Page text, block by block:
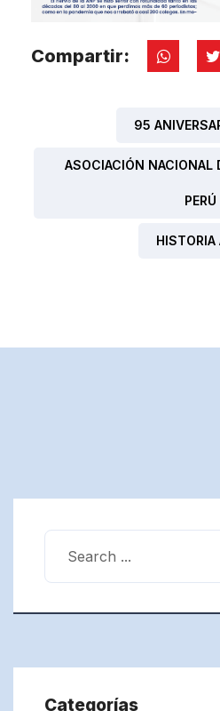
Compartir:
95
ASOCIACIÓN NACIONAL
PERÚ
HISTORIA
Categorías